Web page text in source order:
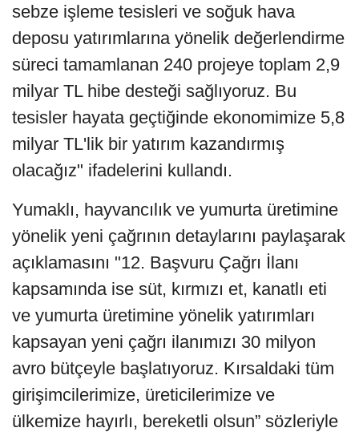
sebze işleme tesisleri ve soğuk hava
deposu yatırımlarına yönelik değerlendirme
süreci tamamlanan 240 projeye toplam 2,9
milyar TL hibe desteği sağlıyoruz. Bu
tesisler hayata geçtiğinde ekonomimize 5,8
milyar TL'lik bir yatırım kazandırmış
olacağız" ifadelerini kullandı.
Yumaklı, hayvancılık ve yumurta üretimine
yönelik yeni çağrının detaylarını paylaşarak
açıklamasını "12. Başvuru Çağrı İlanı
kapsamında ise süt, kırmızı et, kanatlı eti
ve yumurta üretimine yönelik yatırımları
kapsayan yeni çağrı ilanımızı 30 milyon
avro bütçeyle başlatıyoruz. Kırsaldaki tüm
girişimcilerimize, üreticilerimize ve
ülkemize hayırlı, bereketli olsun” sözleriyle